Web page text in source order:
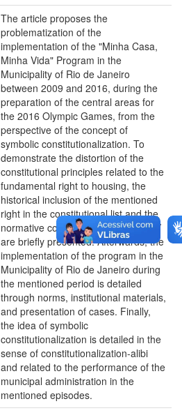
The article proposes the
problematization of the
implementation of the "Minha Casa,
Minha Vida" Program in the
Municipality of Rio de Janeiro
between 2009 and 2016, during the
preparation of the central areas for
the 2016 Olympic Games, from the
perspective of the concept of
symbolic constitutionalization. To
demonstrate the distortion of the
constitutional principles related to the
fundamental right to housing, the
historical inclusion of the mentioned
right in the constitutional list and the
normative construction of the MCMV
are briefly presented. Afterwards, the
implementation of the program in the
Municipality of Rio de Janeiro during
the mentioned period is detailed
through norms, institutional materials,
and presentation of cases. Finally,
the idea of symbolic
constitutionalization is detailed in the
sense of constitutionalization-alibi
and related to the performance of the
municipal administration in the
mentioned episodes.